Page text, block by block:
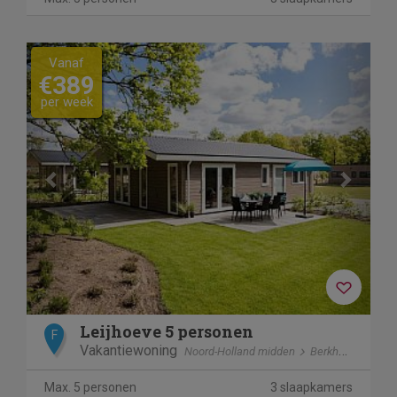
Previous
Vanaf
€389
per week
F Leijhoeve 5 personen
Vakantiewoning Noord-Holland midden Berkhout
Max. 5 personen 3 slaapkamers